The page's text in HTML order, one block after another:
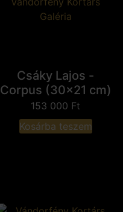
Csáky Lajos -
Corpus (30x21 cm)
153 000 Ft
Kosárba teszem